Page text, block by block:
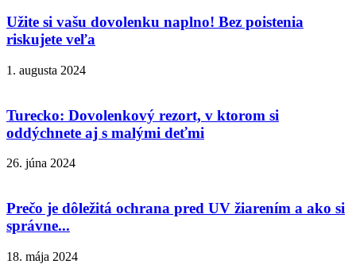
Užite si vašu dovolenku naplno! Bez poistenia
riskujete veľa
1. augusta 2024
Turecko: Dovolenkový rezort, v ktorom si
oddýchnete aj s malými deťmi
26. júna 2024
Prečo je dôležitá ochrana pred UV žiarením a ako si
správne...
18. mája 2024